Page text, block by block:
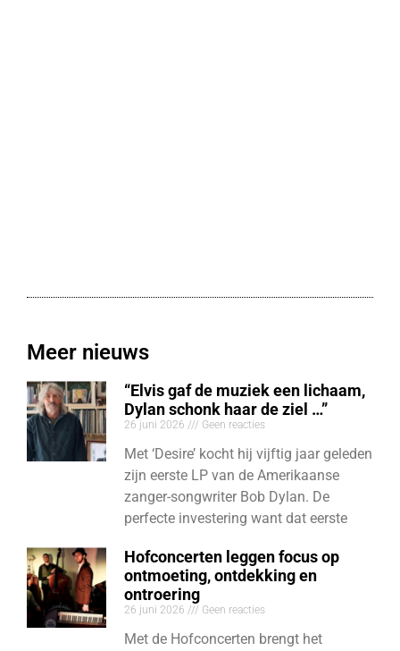
Meer nieuws
“Elvis gaf de muziek een lichaam,
Dylan schonk haar de ziel …”
26 juni 2026 Geen reacties
Met ‘Desire’ kocht hij vijftig jaar geleden
zijn eerste LP van de Amerikaanse
zanger-songwriter Bob Dylan. De
perfecte investering want dat eerste
Hofconcerten leggen focus op
ontmoeting, ontdekking en
ontroering
26 juni 2026 Geen reacties
Met de Hofconcerten brengt het